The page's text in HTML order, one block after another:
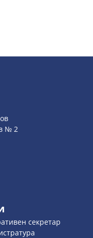
№ 2
секретар